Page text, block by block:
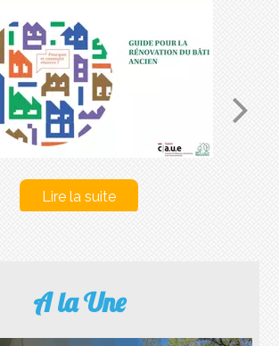
A la Une